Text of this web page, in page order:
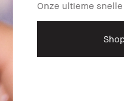
Onze ultieme